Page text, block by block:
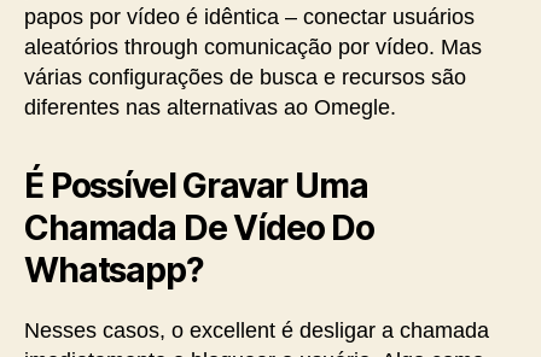
papos por vídeo é idêntica – conectar usuários
aleatórios through comunicação por vídeo. Mas
várias configurações de busca e recursos são
diferentes nas alternativas ao Omegle.
É Possível Gravar Uma
Chamada De Vídeo Do
Whatsapp?
Nesses casos, o excellent é desligar a chamada